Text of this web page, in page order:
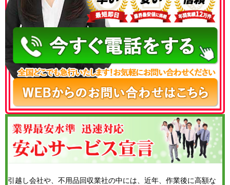
050-3186-4780
引越し会社や、不用品回収業社の中には、近年、作業後に高額な